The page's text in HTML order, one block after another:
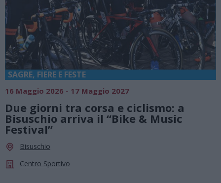
SAGRE, FIERE E FESTE
16 Maggio 2026 - 17 Maggio 2027
Due giorni tra corsa e ciclismo: a
Bisuschio arriva il “Bike & Music
Festival”
Bisuschio
Centro Sportivo